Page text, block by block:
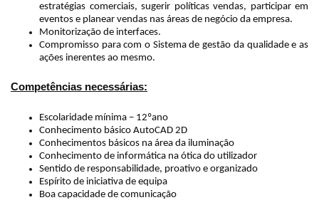
estratégias comerciais, sugerir políticas vendas, participar em
eventos e planear vendas nas áreas de negócio da empresa.
Monitorização de interfaces.
Compromisso para com o Sistema de gestão da qualidade e as
ações inerentes ao mesmo.
Competências necessárias:
Escolaridade mínima – 12ºano
Conhecimento básico AutoCAD 2D
Conhecimentos básicos na área da iluminação
Conhecimento de informática na ótica do utilizador
Sentido de responsabilidade, proativo e organizado
Espírito de iniciativa de equipa
Boa capacidade de comunicação